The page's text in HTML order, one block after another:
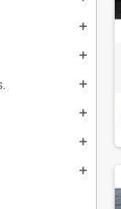
add
add
add
add
add
add